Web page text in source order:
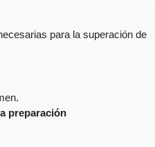
para la superación de
preparación